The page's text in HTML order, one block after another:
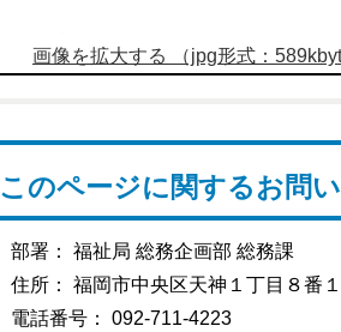
画像を拡大する （jpg形式：
このページに関するお問
部署： 福祉局 総務企画部 総務課
住所： 福岡市中央区天神１丁目８番
電話番号： 092-711-4223